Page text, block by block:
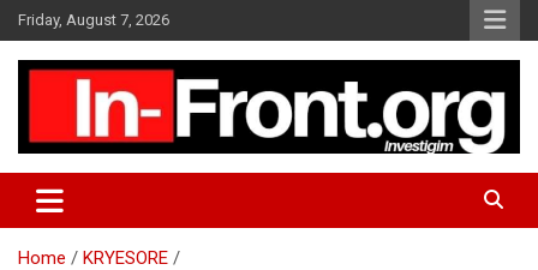
k
Friday, August 7, 2026
Home
KRYESORE